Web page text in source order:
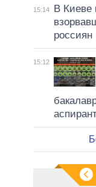
15:14
В Киеве
россиян
15:12